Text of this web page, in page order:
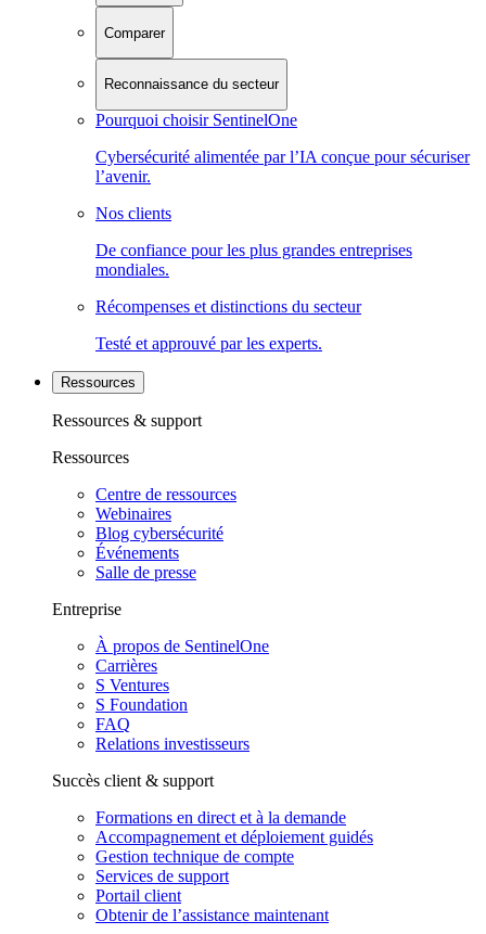
Comparer
Reconnaissance du secteur
Pourquoi choisir SentinelOne
Cybersécurité alimentée par l’IA conçue pour sécuriser
l’avenir.
Nos clients
De confiance pour les plus grandes entreprises
mondiales.
Récompenses et distinctions du secteur
Testé et approuvé par les experts.
Ressources
Ressources & support
Ressources
Centre de ressources
Webinaires
Blog cybersécurité
Événements
Salle de presse
Entreprise
À propos de SentinelOne
Carrières
S Ventures
S Foundation
FAQ
Relations investisseurs
Succès client & support
Formations en direct et à la demande
Accompagnement et déploiement guidés
Gestion technique de compte
Services de support
Portail client
Obtenir de l’assistance maintenant